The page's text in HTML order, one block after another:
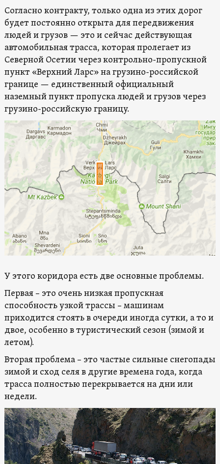
Согласно контракту, только одна из этих дорог
будет постоянно открыта для передвижения
людей и грузов — это и сейчас действующая
автомобильная трасса, которая пролегает из
Северной Осетии через контрольно-пропускной
пункт «Верхний Ларс» на грузино-российской
границе — единственный официальный
наземный пункт пропуска людей и грузов через
грузино-российскую границу.
У этого коридора есть две основные проблемы.
Первая – это очень низкая пропускная
способность узкой трассы – машинам
приходится стоять в очереди иногда сутки, а то и
двое, особенно в туристический сезон (зимой и
летом).
Вторая проблема – это частые сильные снегопады
зимой и сход селя в другие времена года, когда
трасса полностью перекрывается на дни или
недели.